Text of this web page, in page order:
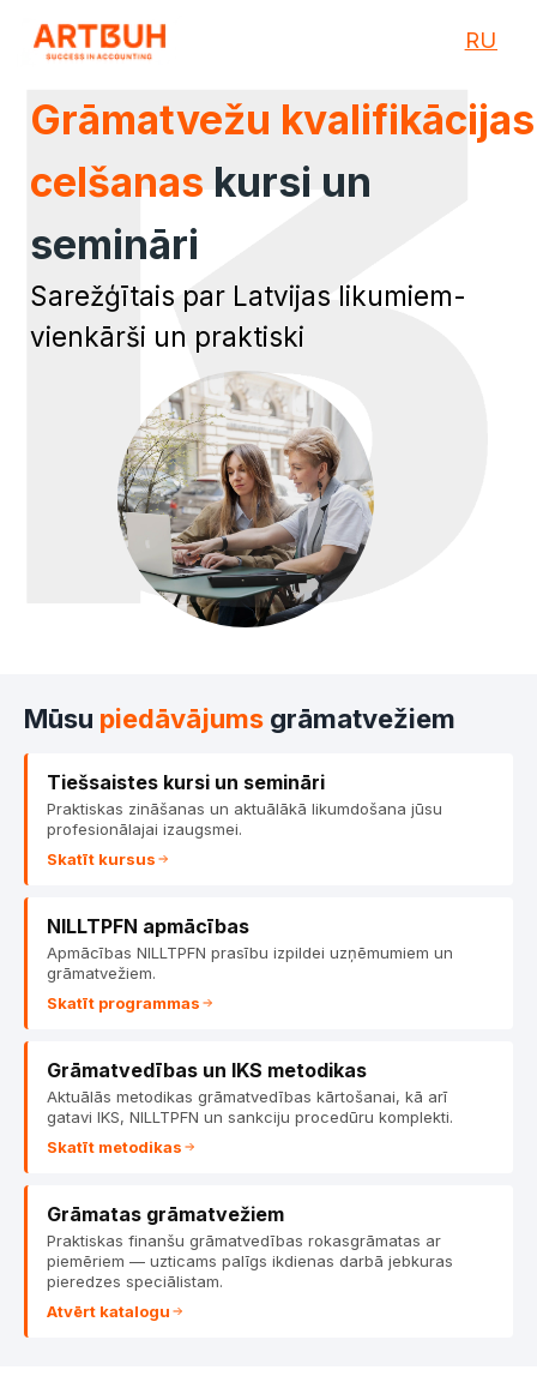
celšanaskursi un
semināri
vienkārši un praktiski
Mūsu piedāvājums grāmatvežiem
Tiešsaistes kursi un semināri
Praktiskas zināšanas un aktuālākā likumdošana jūsu
profesionālajai izaugsmei.
Skatīt kursus
NILLTPFN apmācības
Apmācības NILLTPFN prasību izpildei uzņēmumiem un
grāmatvežiem.
Skatīt programmas
Grāmatvedības un IKS metodikas
Aktuālās metodikas grāmatvedības kārtošanai, kā arī
gatavi IKS, NILLTPFN un sankciju procedūru komplekti.
Skatīt metodikas
Grāmatas grāmatvežiem
Praktiskas finanšu grāmatvedības rokasgrāmatas ar
piemēriem — uzticams palīgs ikdienas darbā jebkuras
pieredzes speciālistam.
Atvērt katalogu